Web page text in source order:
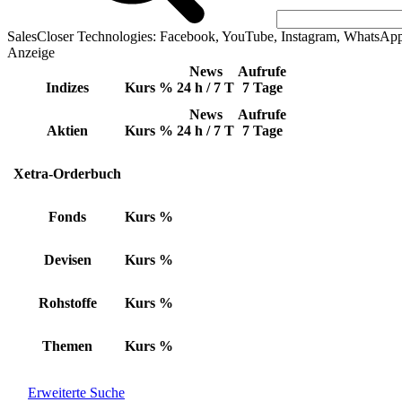
SalesCloser Technologies: Facebook, YouTube, Instagram,
Anzeige
Indizes Kurs %
News
24 h / 7 T
Aufrufe
7 Tage
Aktien Kurs %
News
24 h / 7 T
Aufrufe
7 Tage
Xetra-Orderbuch
Fonds Kurs %
Devisen Kurs %
Rohstoffe Kurs %
Themen Kurs %
Erweiterte Suche